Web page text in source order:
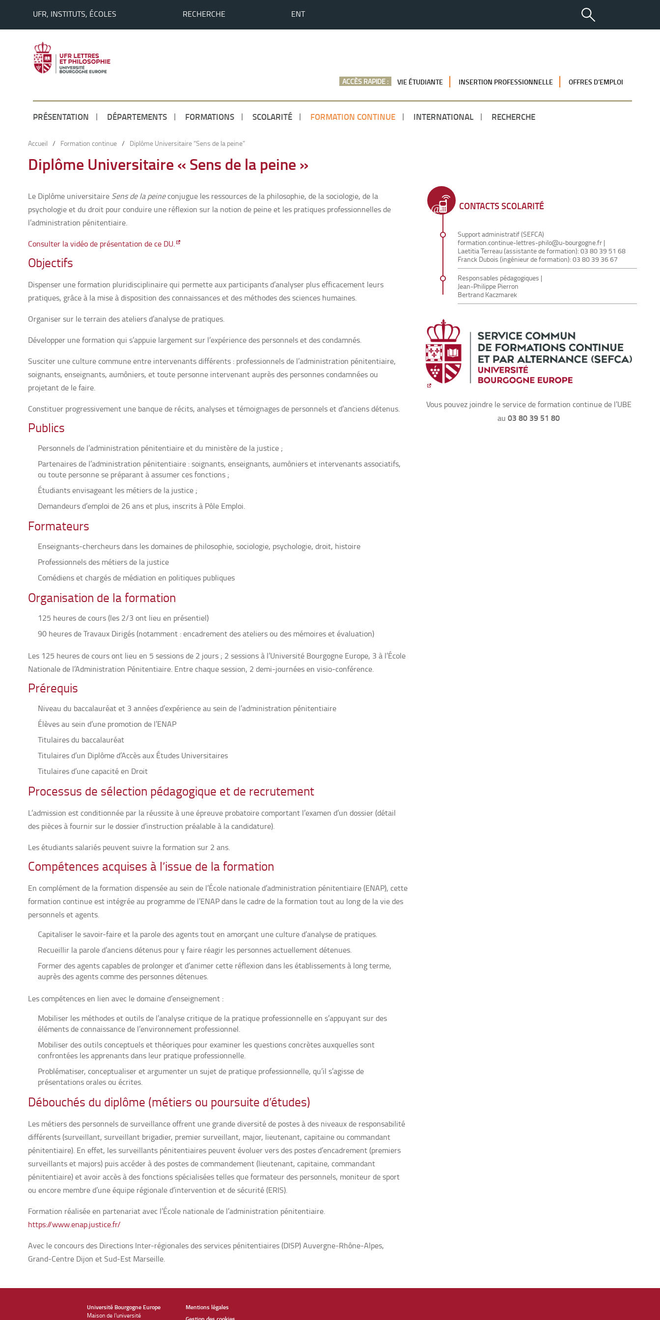
UFR, INSTITUTS, ÉCOLES RECHERCHE ENT
ACCÈS RAPIDE : VIE ÉTUDIANTE INSERTION PROFESSIONNELLE OFFRES D’EMPLOI
PRÉSENTATION DÉPARTEMENTS FORMATIONS SCOLARITÉ FORMATION CONTINUE INTERNATIONAL RECHERCHE
Accueil / Formation continue / Diplôme Universitaire “Sens de la peine”
Diplôme Universitaire « Sens de la peine »
Le Diplôme universitaire Sens de la peineconjugue les ressources de la philosophie, de la sociologie, de la
psychologie et du droit pour conduire une réflexion sur la notion de peine et les pratiques professionnelles de
l’administration pénitentiaire.
Consulter la vidéo de présentation de ce DU.
Objectifs
Dispenser une formation pluridisciplinaire qui permette aux participants d’analyser plus efficacement leurs
pratiques, grâce à la mise à disposition des connaissances et des méthodes des sciences humaines.
Organiser sur le terrain des ateliers d’analyse de pratiques.
Développer une formation qui s’appuie largement sur l’expérience des personnels et des condamnés.
Susciter une culture commune entre intervenants différents : professionnels de l’administration pénitentiaire,
soignants, enseignants, aumôniers, et toute personne intervenant auprès des personnes condamnées ou
projetant de le faire.
Constituer progressivement une banque de récits, analyses et témoignages de personnels et d’anciens détenus.
Publics
Personnels de l’administration pénitentiaire et du ministère de la justice ;
Partenaires de l’administration pénitentiaire : soignants, enseignants, aumôniers et intervenants associatifs,
ou toute personne se préparant à assumer ces fonctions ;
Étudiants envisageant les métiers de la justice ;
Demandeurs d’emploi de 26 ans et plus, inscrits à Pôle Emploi.
Formateurs
Enseignants-chercheurs dans les domaines de philosophie, sociologie, psychologie, droit, histoire
Professionnels des métiers de la justice
Comédiens et chargés de médiation en politiques publiques
Organisation de la formation
125 heures de cours (les 2/3 ont lieu en présentiel)
90 heures de Travaux Dirigés (notamment : encadrement des ateliers ou des mémoires et évaluation)
Les 125 heures de cours ont lieu en 5 sessions de 2 jours ; 2 sessions à l’Université Bourgogne Europe, 3 à l’École
Nationale de l’Administration Pénitentiaire. Entre chaque session, 2 demi-journées en visio-conférence.
Prérequis
Niveau du baccalauréat et 3 années d’expérience au sein de l’administration pénitentiaire
Élèves au sein d’une promotion de l’ENAP
Titulaires du baccalauréat
Titulaires d’un Diplôme d’Accès aux Études Universitaires
Titulaires d’une capacité en Droit
Processus de sélection pédagogique et de recrutement
L’admission est conditionnée par la réussite à une épreuve probatoire comportant l’examen d’un dossier (détail
des pièces à fournir sur le dossier d’instruction préalable à la candidature).
Les étudiants salariés peuvent suivre la formation sur 2 ans.
Compétences acquises à l’issue de la formation
En complément de la formation dispensée au sein de l’École nationale d’administration pénitentiaire (ENAP), cette
formation continue est intégrée au programme de l’ENAP dans le cadre de la formation tout au long de la vie des
personnels et agents.
Capitaliser le savoir-faire et la parole des agents tout en amorçant une culture d’analyse de pratiques.
Recueillir la parole d’anciens détenus pour y faire réagir les personnes actuellement détenues.
Former des agents capables de prolonger et d’animer cette réflexion dans les établissements à long terme,
auprès des agents comme des personnes détenues.
Les compétences en lien avec le domaine d’enseignement :
Mobiliser les méthodes et outils de l’analyse critique de la pratique professionnelle en s’appuyant sur des
éléments de connaissance de l’environnement professionnel.
Mobiliser des outils conceptuels et théoriques pour examiner les questions concrètes auxquelles sont
confrontées les apprenants dans leur pratique professionnelle.
Problématiser, conceptualiser et argumenter un sujet de pratique professionnelle, qu’il s’agisse de
présentations orales ou écrites.
Débouchés du diplôme (métiers ou poursuite d’études)
Les métiers des personnels de surveillance offrent une grande diversité de postes à des niveaux de responsabilité
différents (surveillant, surveillant brigadier, premier surveillant, major, lieutenant, capitaine ou commandant
pénitentiaire). En effet, les surveillants pénitentiaires peuvent évoluer vers des postes d’encadrement (premiers
surveillants et majors) puis accéder à des postes de commandement (lieutenant, capitaine, commandant
pénitentiaire) et avoir accès à des fonctions spécialisées telles que formateur des personnels, moniteur de sport
ou encore membre d’une équipe régionale d’intervention et de sécurité (ERIS).
Formation réalisée en partenariat avec l’École nationale de l’administration pénitentiaire.
https://www.enap.justice.fr/
Avec le concours des Directions Inter-régionales des services pénitentiaires (DISP) Auvergne-Rhône-Alpes,
Grand-Centre Dijon et Sud-Est Marseille.
CONTACTS SCOLARITÉ
Support administratif (SEFCA)
formation.continue-lettres-philo@u-bourgogne.fr|
Laetitia Terreau (assistante de formation): 03 80 39 51 68
Franck Dubois (ingénieur de formation): 03 80 39 36 67
Responsables pédagogiques |
Jean-Philippe Pierron
Bertrand Kaczmarek
Vous pouvez joindre le service de formation continue de l’UBE
au03 80 39 51 80
Université Bourgogne Europe
Maison de l'université
Mentions légales